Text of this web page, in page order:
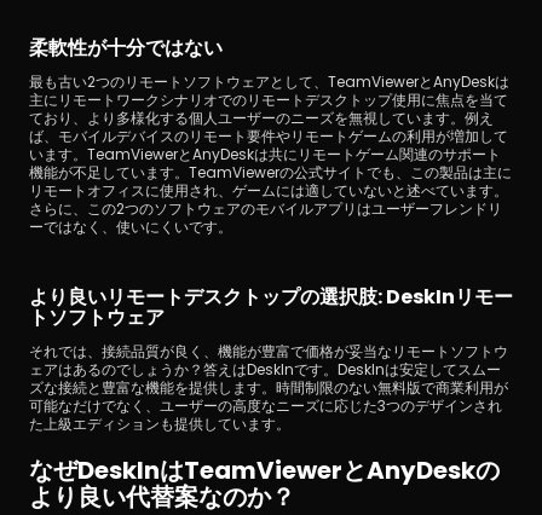
柔軟性が十分ではない
最も古い2つのリモートソフトウェアとして、TeamViewerとAnyDeskは
主にリモートワークシナリオでのリモートデスクトップ使用に焦点を当て
ており、より多様化する個人ユーザーのニーズを無視しています。例え
ば、モバイルデバイスのリモート要件やリモートゲームの利用が増加して
います。TeamViewerとAnyDeskは共にリモートゲーム関連のサポート
機能が不足しています。TeamViewerの公式サイトでも、この製品は主に
リモートオフィスに使用され、ゲームには適していないと述べています。
さらに、この2つのソフトウェアのモバイルアプリはユーザーフレンドリ
ーではなく、使いにくいです。
より良いリモートデスクトップの選択肢: DeskInリモー
トソフトウェア
それでは、接続品質が良く、機能が豊富で価格が妥当なリモートソフトウ
ェアはあるのでしょうか？答えはDeskInです。DeskInは安定してスムー
ズな接続と豊富な機能を提供します。時間制限のない無料版で商業利用が
可能なだけでなく、ユーザーの高度なニーズに応じた3つのデザインされ
た上級エディションも提供しています。
なぜDeskInはTeamViewerとAnyDeskの
より良い代替案なのか？